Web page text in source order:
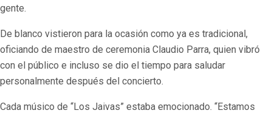
gente.
De blanco vistieron para la ocasión como ya es tradicional,
oficiando de maestro de ceremonia Claudio Parra, quien vibró
con el público e incluso se dio el tiempo para saludar
personalmente después del concierto.
Cada músico de “Los Jaivas” estaba emocionado. “Estamos